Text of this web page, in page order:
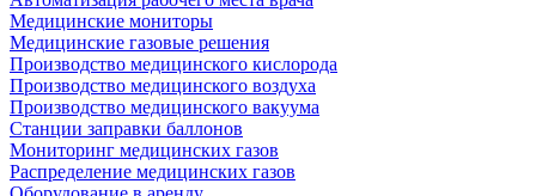
Медицинские мониторы
Медицинские газовые решения
Производство медицинского кислорода
Производство медицинского воздуха
Производство медицинского вакуума
Станции заправки баллонов
Мониторинг медицинских газов
Распределение медицинских газов